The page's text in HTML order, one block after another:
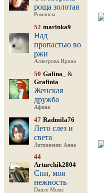
роща золотая
Романсы
52 marinka9
Над
пропастью во
ржи
Аллегрова Ирина
50 Galina_
&
Grafinia
Женская
дружба
Афина
47 Radmila76
Лето слез и
света
Литвиненко Анна
44
Arturchik2804
Спи, моя
нежность
Dance Music